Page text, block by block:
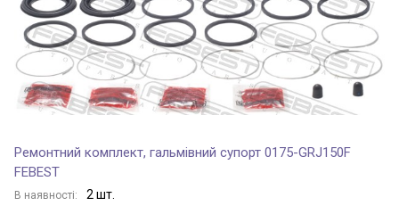
Ремонтний комплект, гальмівний супорт 0175-GRJ150F
FEBEST
В наявності: 2 шт.